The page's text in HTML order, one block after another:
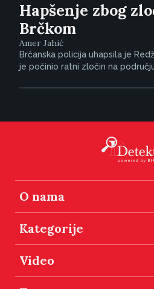
Hapšenje zbog
Brčkom
Amer Jahić
Brčanska policija uhapsila je
je počinio ratni zločin na
O nama
Kategorije
Video